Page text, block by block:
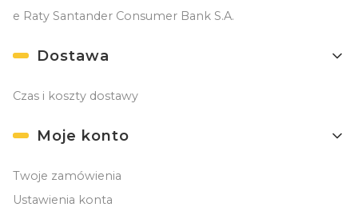
e Raty Santander Consumer Bank S.A.
Dostawa
Czas i koszty dostawy
Moje konto
Twoje zamówienia
Ustawienia konta